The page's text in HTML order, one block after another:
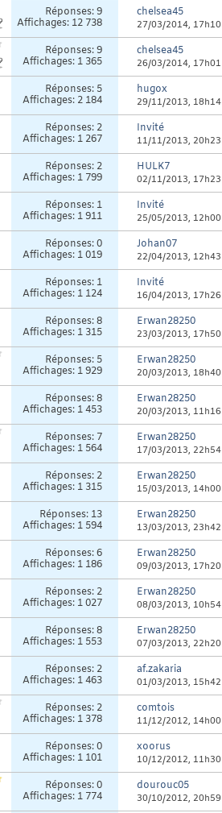
Réponses:9
Affichages: 12 738
chelsea45
27/03/2014, 17h10
Réponses:9
Affichages: 1 365
chelsea45
26/03/2014, 17h01
Réponses: 5
Affichages: 2 184
hugox
29/11/2013, 18h14
Réponses: 2
Affichages: 1 267
Invité
11/11/2013, 20h23
Réponses: 2
Affichages: 1 799
HULK7
02/11/2013, 17h23
Réponses: 1
Affichages: 1 911
Invité
25/05/2013, 12h00
Réponses:0
Affichages: 1 019
Johan07
22/04/2013, 12h43
Réponses: 1
Affichages: 1 124
Invité
16/04/2013, 17h26
Réponses:8
Affichages: 1 315
Erwan28250
23/03/2013, 17h50
Réponses: 5
Affichages: 1 929
Erwan28250
20/03/2013, 18h40
Réponses:8
Affichages: 1 453
Erwan28250
20/03/2013, 11h16
Réponses: 7
Affichages: 1 564
Erwan28250
17/03/2013, 22h54
Réponses: 2
Affichages: 1 315
Erwan28250
15/03/2013, 14h00
Réponses: 13
Affichages: 1 594
Erwan28250
13/03/2013, 23h42
Réponses:6
Affichages: 1 186
Erwan28250
09/03/2013, 17h20
Réponses: 2
Affichages: 1 027
Erwan28250
08/03/2013, 10h54
Réponses:8
Affichages: 1 553
Erwan28250
07/03/2013, 22h20
Réponses: 2
Affichages: 1 463
af.zakaria
01/03/2013, 15h42
Réponses: 2
Affichages: 1 378
comtois
11/12/2012, 14h00
Réponses:0
Affichages: 1 101
xoorus
10/12/2012, 11h30
Réponses:0
Affichages: 1 774
dourouc05
30/10/2012, 20h59